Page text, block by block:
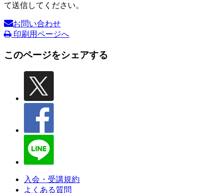
て送信してください。
お問い合わせ
印刷用ページへ
このページをシェアする
入会・受講規約
よくある質問